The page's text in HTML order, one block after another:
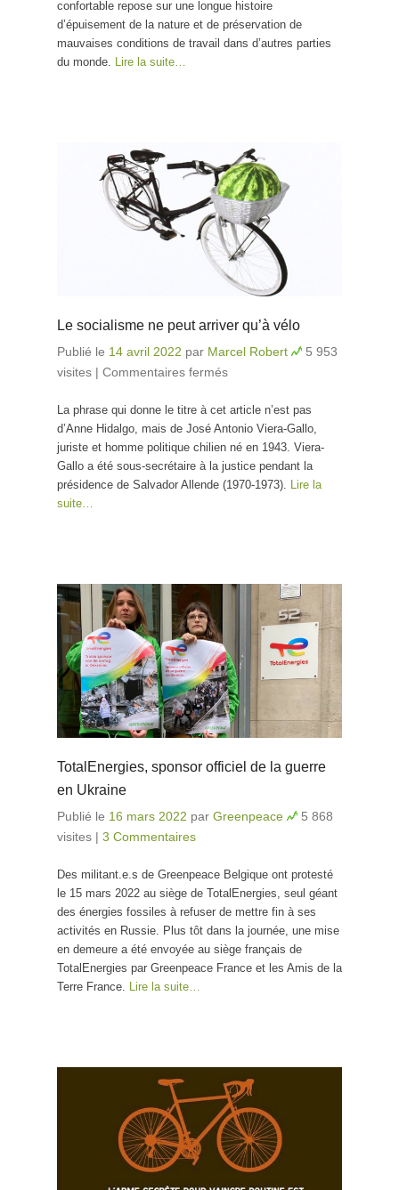
confortable repose sur une longue histoire
d’épuisement de la nature et de préservation de
mauvaises conditions de travail dans d’autres parties
du monde.
Lire la suite…
Le socialisme ne peut arriver qu’à vélo
Publié le 14 avril 2022 par Marcel Robert
5 953
visites | Commentaires fermés
La phrase qui donne le titre à cet article n’est pas
d’Anne Hidalgo, mais de José Antonio Viera-Gallo,
juriste et homme politique chilien né en 1943. Viera-
Gallo a été sous-secrétaire à la justice pendant la
présidence de Salvador Allende (1970-1973).
Lire la
suite…
TotalEnergies, sponsor officiel de la guerre
en Ukraine
Publié le 16 mars 2022 par Greenpeace
5 868
visites | 3 Commentaires
Des militant.e.s de Greenpeace Belgique ont protesté
le 15 mars 2022 au siège de TotalEnergies, seul géant
des énergies fossiles à refuser de mettre fin à ses
activités en Russie. Plus tôt dans la journée, une mise
en demeure a été envoyée au siège français de
TotalEnergies par Greenpeace France et les Amis de la
Terre France. Lire la suite…